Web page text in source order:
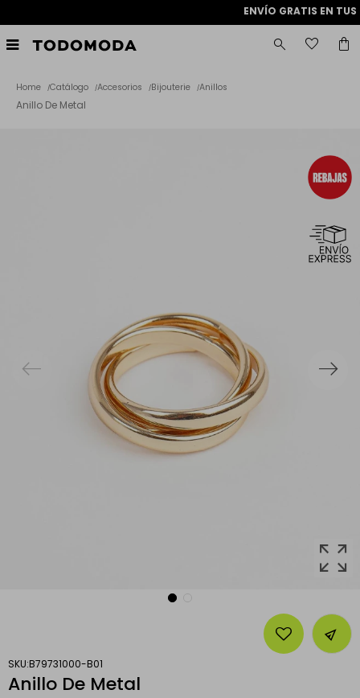
ENVÍO GRATIS EN

Home Catálogo Accesorios Bijouterie Anillos
Anillo De Metal
zoom_out_map
B79731000-B01
Anillo De Metal